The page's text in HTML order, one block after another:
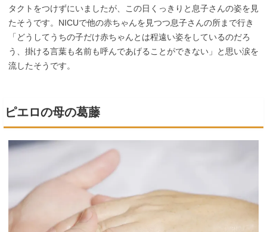
タクトをつけずにいましたが、この日くっきりと息子さんの姿を見
たそうです。NICUで他の赤ちゃんを見つつ息子さんの所まで行き
「どうしてうちの子だけ赤ちゃんとは程遠い姿をしているのだろ
う、掛ける言葉も名前も呼んであげることができない」と思い涙を
流したそうです。
ピエロの母の葛藤